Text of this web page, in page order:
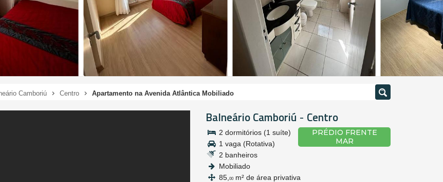
Camboriú Centro Apartamento na Avenida Atlântica Mobiliado
Balneário Camboriú - Centro
PRÉDIO FRENTE
MAR
2 dormitórios (1 suíte)
1 vaga (Rotativa)
2 banheiros
Mobiliado
85, 00 m² de área privativa